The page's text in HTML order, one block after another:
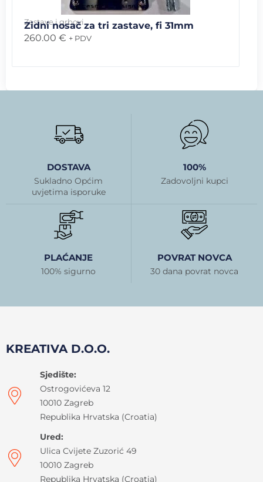
Zastave i grbovi
Zidni nosač za tri zastave, fi 31mm
260.00 € + PDV
DOSTAVA
Sukladno Općim
uvjetima isporuke
100%
Zadovoljni kupci
PLAĆANJE
100% sigurno
POVRAT NOVCA
30 dana povrat novca
KREATIVA D.O.O.
Sjedište:
Ostrogovićeva 12
10010 Zagreb
Republika Hrvatska (Croatia)
Ured:
Ulica Cvijete Zuzorić 49
10010 Zagreb
Republika Hrvatska (Croatia)